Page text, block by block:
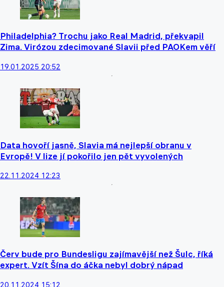
Philadelphia? Trochu jako Real Madrid, překvapil
Zima. Virózou zdecimované Slavii před PAOKem věří
19.01.2025 20:52
Data hovoří jasně, Slavia má nejlepší obranu v
Evropě! V lize jí pokořilo jen pět vyvolených
22.11.2024 12:23
Červ bude pro Bundesligu zajímavější než Šulc, říká
expert. Vzít Šína do áčka nebyl dobrý nápad
20.11.2024 15:12